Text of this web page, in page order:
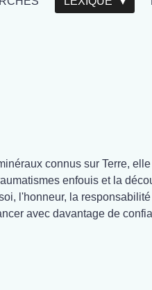
connus sur Terre,
enfouis et la
l'honneur, la
avec davantage de